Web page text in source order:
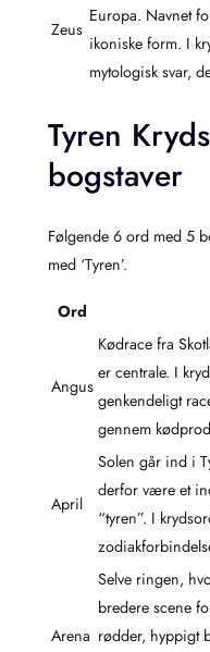
Zeus
Europa. Navnet
ikoniske form. I
mytologisk svar,
Tyren
bogstaver
Følgende 6 ord med 5
med ‘Tyren’.
Ord
Angus
Kødrace fra
er centrale. I
genkendeligt
gennem
April
Solen går ind i
derfor være et
“tyren”. I
Arena
Selve ringen,
bredere scene
rødder, hyppigt